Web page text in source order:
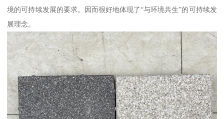
境的可持续发展的要求。因而很好地体现了“与环境共生”的可持续发
展理念。